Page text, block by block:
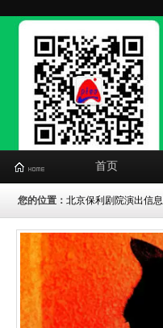
首页
您的位置： 北京保利剧院演出信息